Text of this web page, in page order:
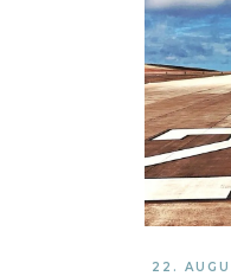
22.